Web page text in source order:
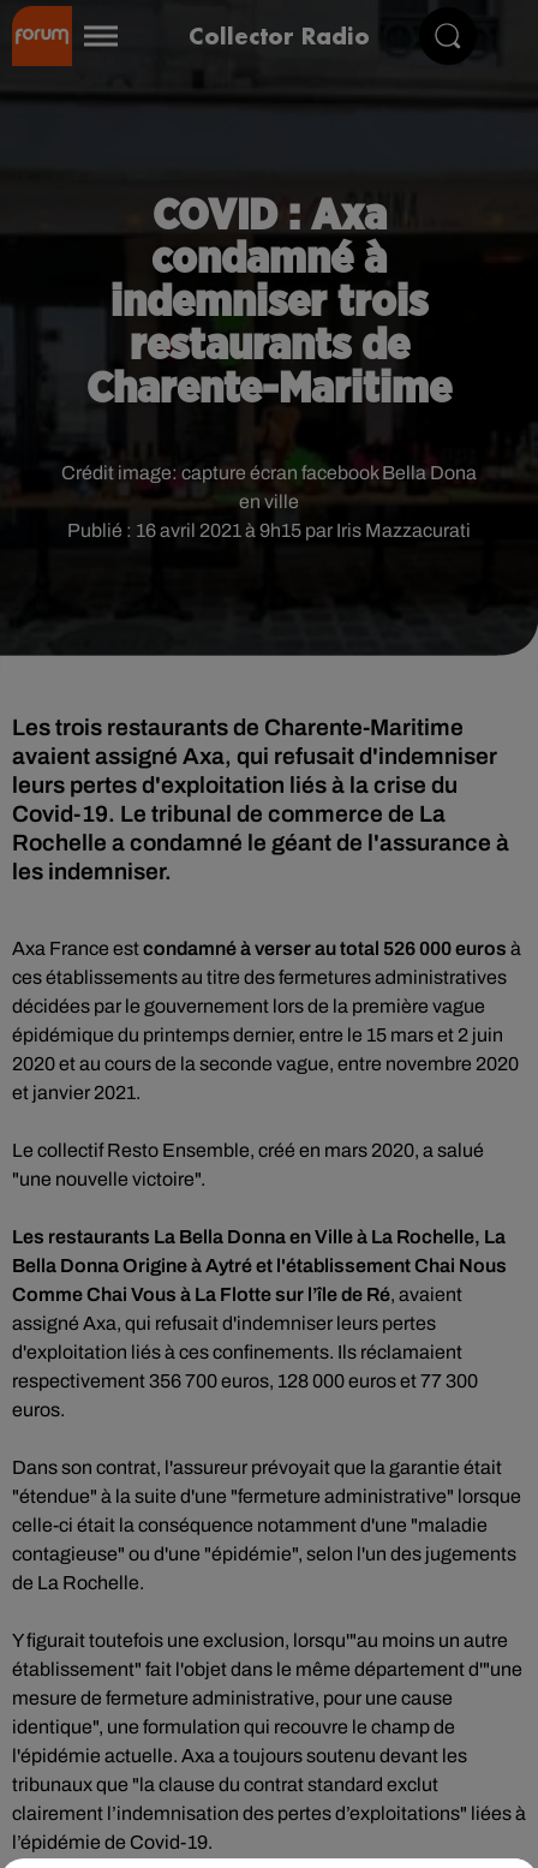
Collector Radio
COVID : Axa
condamné à
indemniser trois
restaurants de
Charente-Maritime
Publié : 16 avril 2021 à 9h15 par Iris Mazzacurati
Crédit image: capture écran facebook Bella Dona
en ville
Les trois restaurants de Charente-Maritime
avaient assigné Axa, qui refusait d'indemniser
leurs pertes d'exploitation liés à la crise du
Covid-19. Le tribunal de commerce de La
Rochelle a condamné le géant de l'assurance à
les indemniser.
Axa France estcondamné à verser au total 526 000 euros à
ces établissements au titre des fermetures administratives
décidées par le gouvernement lors de la première vague
épidémique du printemps dernier, entre le 15 mars et 2 juin
2020 et au cours de la seconde vague, entre novembre 2020
et janvier 2021.
Le collectif Resto Ensemble, créé en mars 2020, a salué
"une nouvelle victoire".
Les restaurants La Bella Donna en Ville à La Rochelle, La
Bella Donna Origine à Aytré et l'établissement Chai Nous
Comme Chai Vous à La Flotte sur l’île de Ré, avaient
assigné Axa, qui refusait d'indemniser leurs pertes
d'exploitation liés à ces confinements. Ils réclamaient
respectivement 356 700 euros, 128 000 euros et 77 300
euros.
Dans son contrat, l'assureur prévoyait que la garantie était
"étendue" à la suite d'une "fermeture administrative" lorsque
celle-ci était la conséquence notamment d'une "maladie
contagieuse" ou d'une "épidémie", selon l'un des jugements
de La Rochelle.
Y figurait toutefois une exclusion, lorsqu'"au moins un autre
établissement" fait l'objet dans le même département d'"une
mesure de fermeture administrative, pour une cause
identique", une formulation qui recouvre le champ de
l'épidémie actuelle. Axa a toujours soutenu devant les
tribunaux que "la clause du contrat standard exclut
clairement l’indemnisation des pertes d’exploitations" liées à
l’épidémie de Covid-19.